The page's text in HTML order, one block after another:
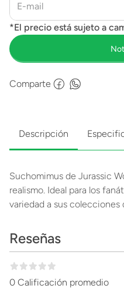
Comparte
Descripción
Suchomimus de Jurassic
realismo. Ideal para los
variedad a sus colecciones
Reseñas
0 Calificación promedio